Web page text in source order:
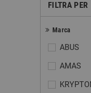
FILTRA PER
Marca
ABUS
AMAS